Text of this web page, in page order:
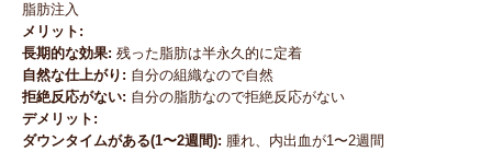
脂肪注入
メリット:
長期的な効果: 残った脂肪は半永久的に定着
自然な仕上がり: 自分の組織なので自然
拒絶反応がない: 自分の脂肪なので拒絶反応がない
デメリット:
ダウンタイムがある(1〜2週間): 腫れ、内出血が1〜2週間